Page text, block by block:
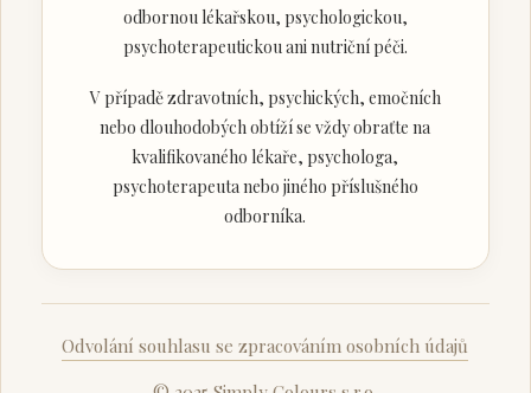
odbornou lékařskou, psychologickou,
psychoterapeutickou ani nutriční péči.
V případě zdravotních, psychických, emočních
nebo dlouhodobých obtíží se vždy obraťte na
kvalifikovaného lékaře, psychologa,
psychoterapeuta nebo jiného příslušného
odborníka.
Odvolání souhlasu se zpracováním osobních údajů